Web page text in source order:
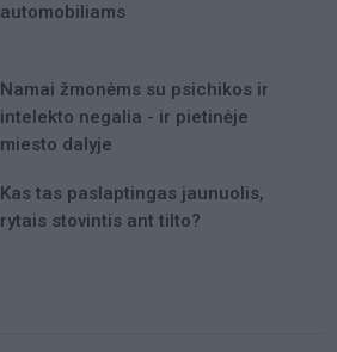
automobiliams
Namai žmonėms su psichikos ir
intelekto negalia - ir pietinėje
miesto dalyje
Kas tas paslaptingas jaunuolis,
rytais stovintis ant tilto?